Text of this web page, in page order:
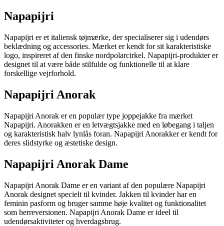
Napapijri
Napapijri er et italiensk tøjmærke, der specialiserer sig i udendørs
beklædning og accessories. Mærket er kendt for sit karakteristiske
logo, inspireret af den finske nordpolarcirkel. Napapijri-produkter er
designet til at være både stilfulde og funktionelle til at klare
forskellige vejrforhold.
Napapijri Anorak
Napapijri Anorak er en populær type joppejakke fra mærket
Napapijri. Anorakken er en letvægtsjakke med en løbegang i taljen
og karakteristisk halv lynlås foran. Napapijri Anorakker er kendt for
deres slidstyrke og æstetiske design.
Napapijri Anorak Dame
Napapijri Anorak Dame er en variant af den populære Napapijri
Anorak designet specielt til kvinder. Jakken til kvinder har en
feminin pasform og bruger samme høje kvalitet og funktionalitet
som herreversionen. Napapijri Anorak Dame er ideel til
udendørsaktiviteter og hverdagsbrug.